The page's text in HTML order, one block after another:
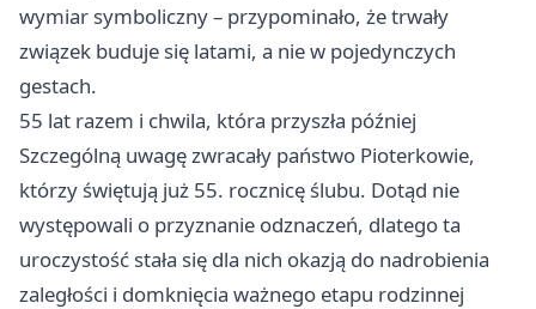
wymiar symboliczny – przypominało, że trwały
związek buduje się latami, a nie w pojedynczych
gestach.
55 lat razem i chwila, która przyszła później
Szczególną uwagę zwracały państwo Pioterkowie,
którzy świętują już 55. rocznicę ślubu. Dotąd nie
występowali o przyznanie odznaczeń, dlatego ta
uroczystość stała się dla nich okazją do nadrobienia
zaległości i domknięcia ważnego etapu rodzinnej